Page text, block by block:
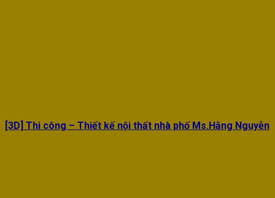
[3D] Thi công – Thiết kế nội thất nhà phố Ms.Hằng Nguyễn